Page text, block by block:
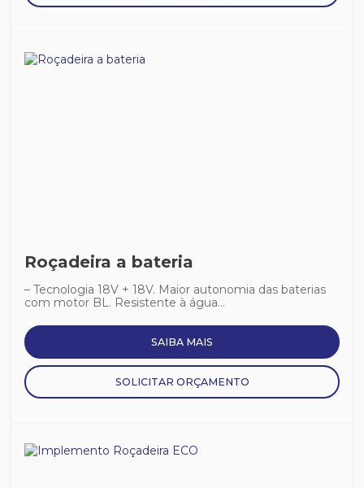
Roçadeira a bateria
– Tecnologia 18V + 18V. Maior autonomia das baterias
com motor BL. Resistente à água...
SAIBA MAIS
SOLICITAR ORÇAMENTO